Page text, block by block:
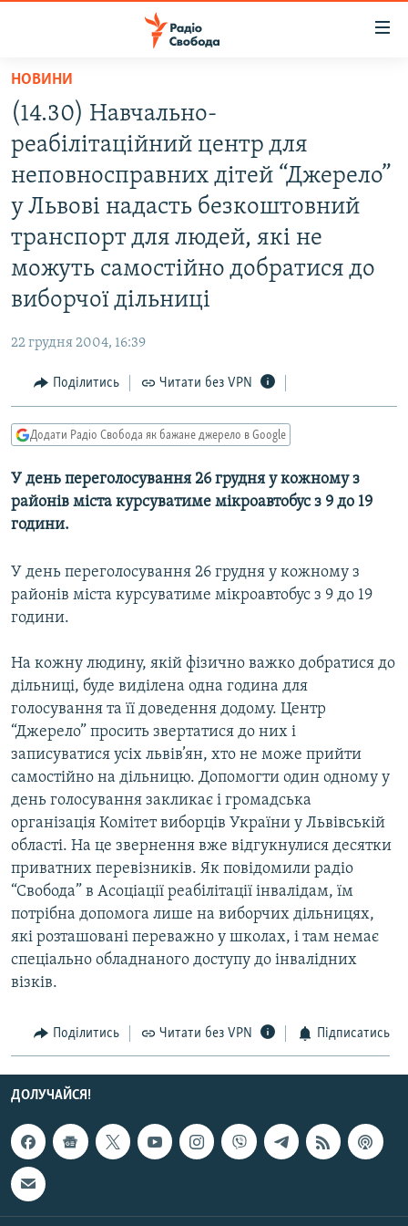
Перейти
основного
матеріалу
Перейти
до
основної
навігації
Перейти
до
пошуку
РАДІО СВОБОДА – 70 РОКІВ
ВСЕ ЗА ДОБУ
СТАТТІ
ПОЛІТИКА
СУСПІЛЬСТВО
КУЛЬТУРА
СВІТ
ВІЙНА
РОСІЙСЬКА «ФІЛЬТРАЦІЯ»
ДОНБАС.РЕАЛІЇ
КРИМ.РЕАЛІЇ
КИТАЙ.ВИКЛИКИ
МУЛЬТИМЕДІА
СПЕЦПРОЄКТИ
ПОДКАСТИ
КРИМ РЕАЛІЇ
РУС
УКР
КТАТ
ДОЛУЧАЙСЯ!
Усі сайти RFE/RL
НОВИНИ
(14.30) Навчально-
реабілітаційний центр для
неповносправних дітей “Джерело”
у Львові надасть безкоштовний
транспорт для людей, які не
можуть самостійно добратися до
виборчої дільниці
22 грудня 2004, 16:39
Поділитись Читати без VPN
Додати Радіо Свобода як бажане джерело в Google
У день переголосування 26 грудня у кожному з
районів міста курсуватиме мікроавтобус з 9 до 19
години.
У день переголосування 26 грудня у кожному з
районів міста курсуватиме мікроавтобус з 9 до 19
години.
На кожну людину, якій фізично важко добратися до
дільниці, буде виділена одна година для
голосування та її доведення додому. Центр
“Джерело” просить звертатися до них і
записуватися усіх львів’ян, хто не може прийти
самостійно на дільницю. Допомогти один одному у
день голосування закликає і громадська
організація Комітет виборців України у Львівській
області. На це звернення вже відгукнулися десятки
приватних перевізників. Як повідомили радіо
“Свобода” в Асоціації реабілітації інвалідам, їм
потрібна допомога лише на виборчих дільницях,
які розташовані переважно у школах, і там немає
спеціально обладнаного доступу до інвалідних
візків.
Поділитись Читати без VPN Підписатись
ДОЛУЧАЙСЯ!